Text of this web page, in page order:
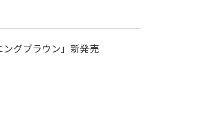
ングブラウン」新発売